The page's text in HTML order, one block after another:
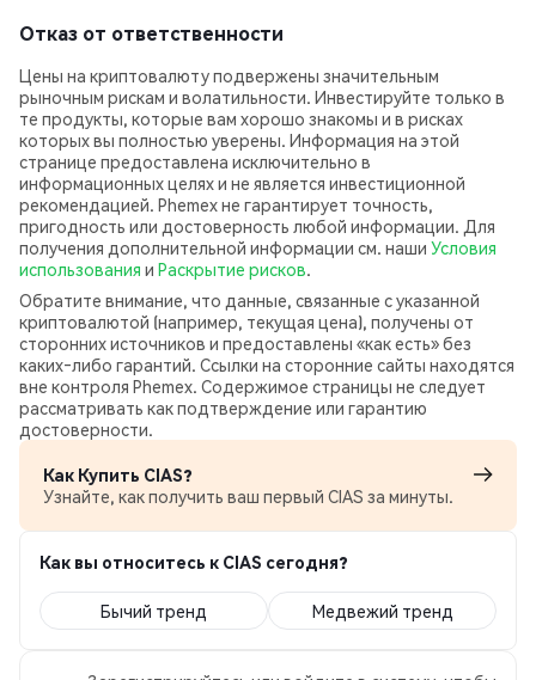
Отказ от ответственности
Цены на криптовалюту подвержены значительным
рыночным рискам и волатильности. Инвестируйте только в
те продукты, которые вам хорошо знакомы и в рисках
которых вы полностью уверены. Информация на этой
странице предоставлена исключительно в
информационных целях и не является инвестиционной
рекомендацией. Phemex не гарантирует точность,
пригодность или достоверность любой информации. Для
получения дополнительной информации см. наши Условия
использования и Раскрытие рисков.
Обратите внимание, что данные, связанные с указанной
криптовалютой (например, текущая цена), получены от
сторонних источников и предоставлены «как есть» без
каких‑либо гарантий. Ссылки на сторонние сайты находятся
вне контроля Phemex. Содержимое страницы не следует
рассматривать как подтверждение или гарантию
достоверности.
Как Купить CIAS?
Узнайте, как получить ваш первый CIAS за минуты.
Как вы относитесь к CIAS сегодня?
Бычий тренд Медвежий тренд